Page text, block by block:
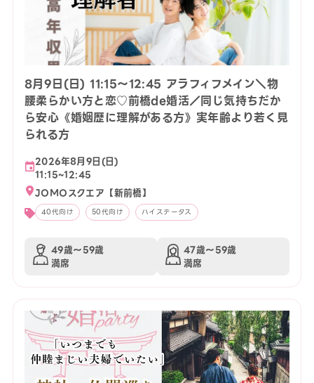
8月9日(日) 11:15〜12:45 アラフィフメイン＼物
腰柔らかい方と恋♡前橋de婚活／同じ気持ちだか
ら安心《婚姻歴に理解がある方》実年齢より若く見
られる方
2026年8月9日(日)
11:15~12:45
JOMOスクエア【新前橋】
40代向け 50代向け ハイステータス
49歳〜59歳
満席
47歳〜59歳
満席